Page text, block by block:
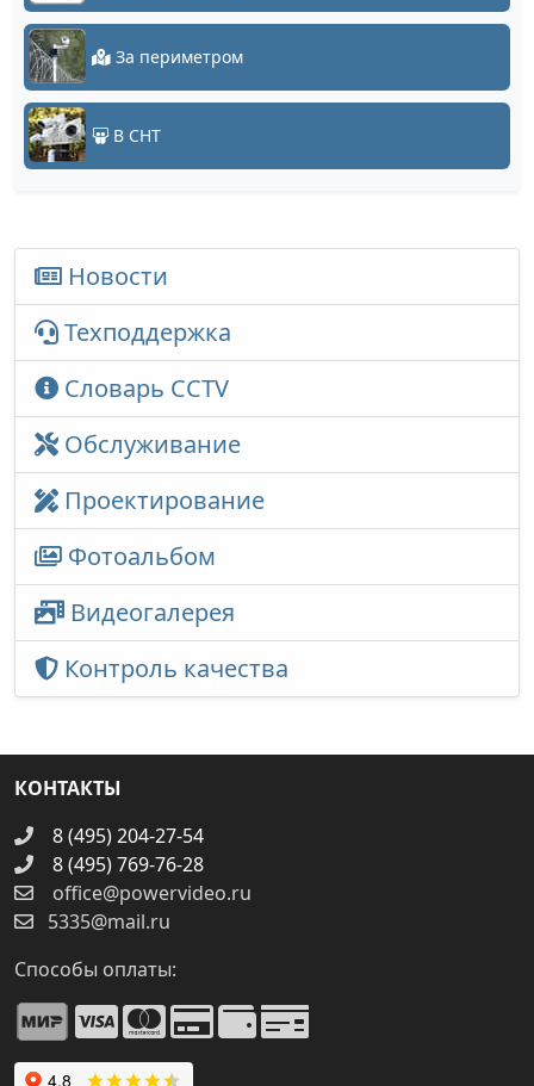
За периметром
В СНТ
Новости
Техподдержка
Словарь CCTV
Обслуживание
Проектирование
Фотоальбом
Видеогалерея
Контроль качества
КОНТАКТЫ
8 (495) 204-27-54
8 (495) 769-76-28
office@powervideo.ru
5335@mail.ru
Способы оплаты: